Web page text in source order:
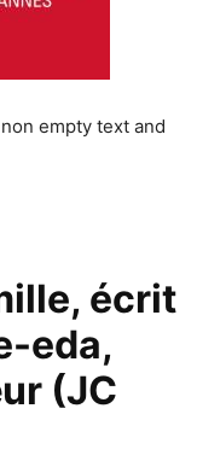
empty text and
écrit
eda,
(JC